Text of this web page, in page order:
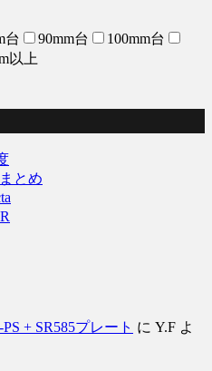
台 90mm台
100mm台
以上
とめ
+ SR585プレート に Y.F よ